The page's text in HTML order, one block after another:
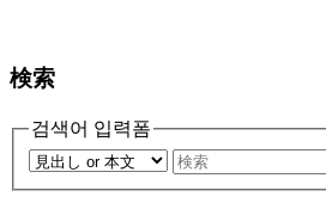
検索
검색어 입력폼